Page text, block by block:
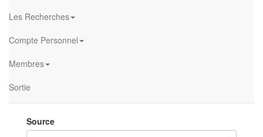
Les Recherches
Compte Personnel
Membres
Sortie
Source